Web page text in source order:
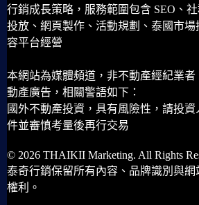
行銷成長策略，服務範圍包含 SEO、
投放、網頁製作、活動規劃、泰國市場
容平台經營
本網站為媒體頻道，非不動產經紀業者
動產廣告，相關警語如下：
國外不動產投資，具有風險性，請投
件並審慎考量後再行交易
© 2026 THAIKII Marketing. All Rights
泰奇行銷保留所有內容、品牌識別與網
權利。